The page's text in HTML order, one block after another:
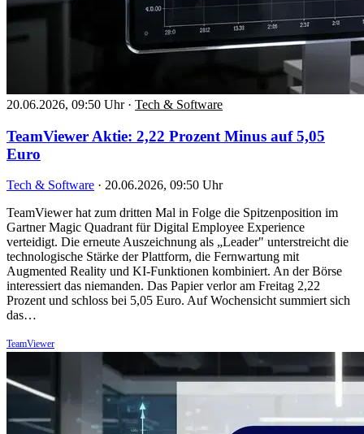
20.06.2026, 09:50 Uhr · Tech & Software
TeamViewer Aktie: 2,22 Prozent Minus auf 5,05
Euro
Tech & Software · 20.06.2026, 09:50 Uhr
TeamViewer hat zum dritten Mal in Folge die Spitzenposition im
Gartner Magic Quadrant für Digital Employee Experience
verteidigt. Die erneute Auszeichnung als „Leader" unterstreicht die
technologische Stärke der Plattform, die Fernwartung mit
Augmented Reality und KI-Funktionen kombiniert. An der Börse
interessiert das niemanden. Das Papier verlor am Freitag 2,22
Prozent und schloss bei 5,05 Euro. Auf Wochensicht summiert sich
das…
TeamViewer